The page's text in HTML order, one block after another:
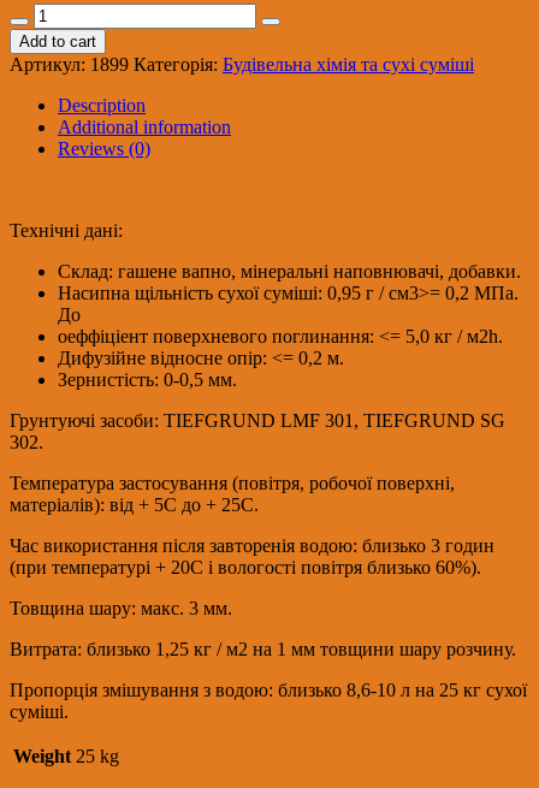
Kreisel
660
Шпаклівка
вапняна
25кг
(42)
quantity
Add to cart
Артикул: 1899 Категорія: Будівельна хімія та сухі суміші
Description
Additional information
Reviews (0)
Технічні дані:
Склад: гашене вапно, мінеральні наповнювачі, добавки.
Насипна щільність сухої суміші: 0,95 г / см3>= 0,2 МПа.
До
оеффіціент поверхневого поглинання: <= 5,0 кг / м2h.
Дифузійне відносне опір: <= 0,2 м.
Зернистість: 0-0,5 мм.
Грунтуючі засоби: TIEFGRUND LMF 301, TIEFGRUND SG
302.
Температура застосування (повітря, робочої поверхні,
матеріалів): від + 5C до + 25C.
Час використання після завторенія водою: близько 3 годин
(при температурі + 20C і вологості повітря близько 60%).
Товщина шару: макс. 3 мм.
Витрата: близько 1,25 кг / м2 на 1 мм товщини шару розчину.
Пропорція змішування з водою: близько 8,6-10 л на 25 кг сухої
суміші.
Weight 25 kg